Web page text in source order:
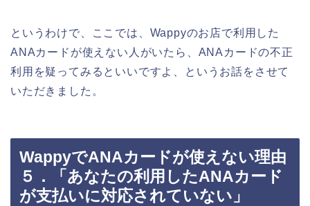
というわけで、ここでは、Wappyのお店で利用した
ANAカードが使えない人がいたら、ANAカードの不正
利用を疑ってみるといいですよ、というお話をさせて
いただきました。
WappyでANAカードが使えない理由
５．「あなたの利用したANAカード
が支払いに対応されていない」